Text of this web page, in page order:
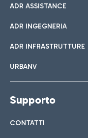
ADR ASSISTANCE
ADR INGEGNERIA
ADR INFRASTRUTTURE
URBANV
Supporto
CONTATTI